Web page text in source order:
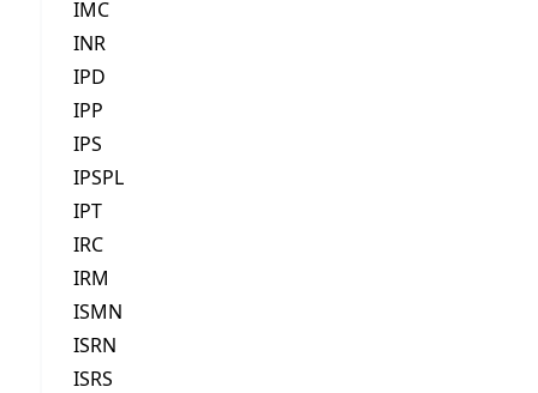
IMC
INR
IPD
IPP
IPS
IPSPL
IPT
IRC
IRM
ISMN
ISRN
ISRS